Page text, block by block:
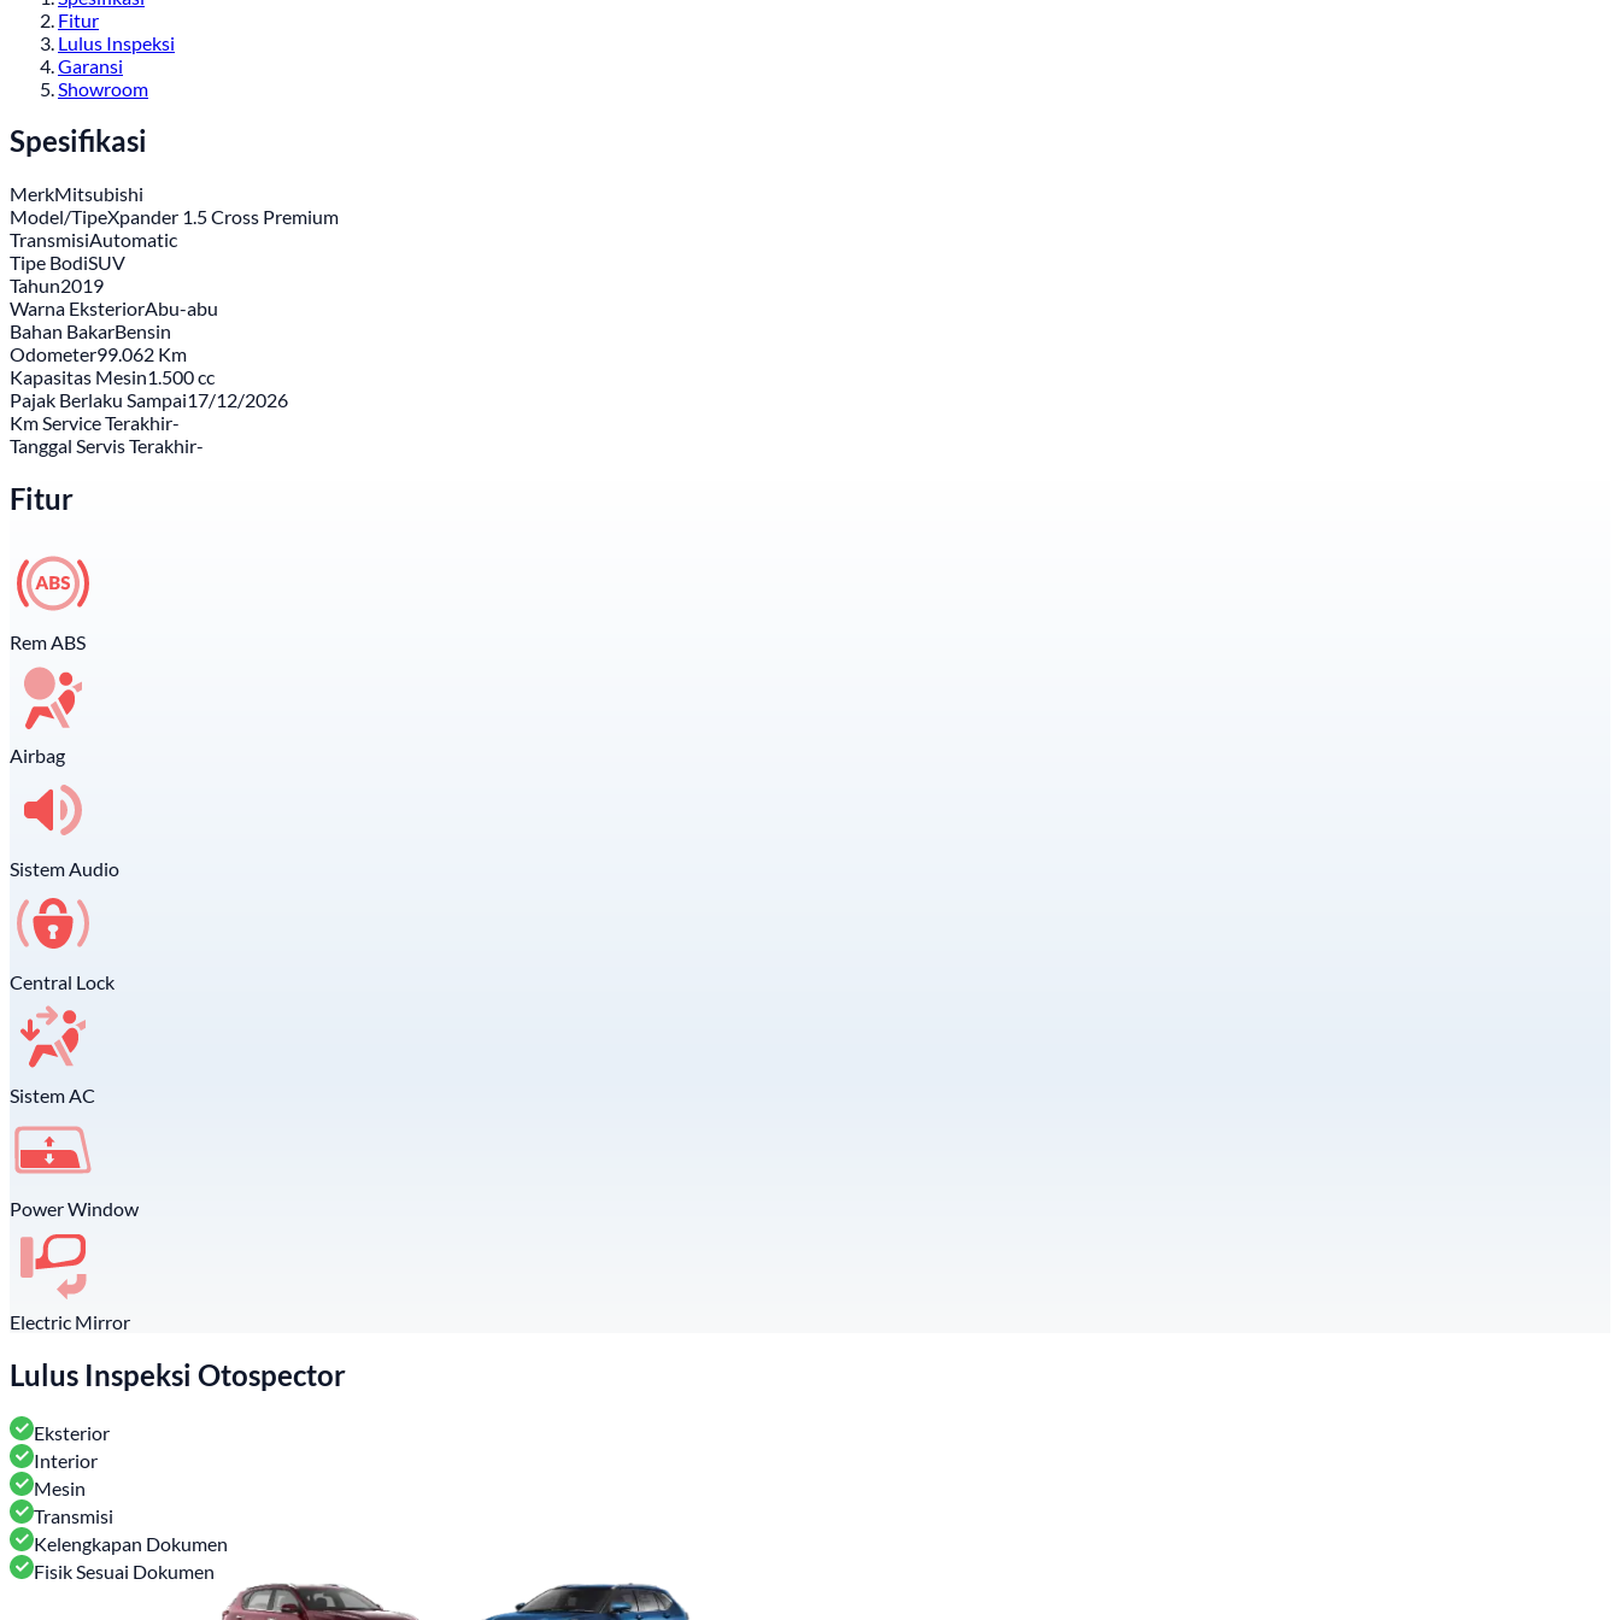
Fitur
Lulus Inspeksi
Garansi
Showroom
Spesifikasi
MerkMitsubishi
Model/TipeXpander 1.5 Cross Premium
TransmisiAutomatic
Tipe BodiSUV
Tahun2019
Warna EksteriorAbu-abu
Bahan BakarBensin
Odometer99.062 Km
Kapasitas Mesin1.500 cc
Pajak Berlaku Sampai17/12/2026
Km Service Terakhir-
Tanggal Servis Terakhir-
Fitur
Rem ABS
Airbag
Sistem Audio
Central Lock
Sistem AC
Power Window
Electric Mirror
Lulus Inspeksi Otospector
Eksterior
Interior
Mesin
Transmisi
Kelengkapan Dokumen
Fisik Sesuai Dokumen